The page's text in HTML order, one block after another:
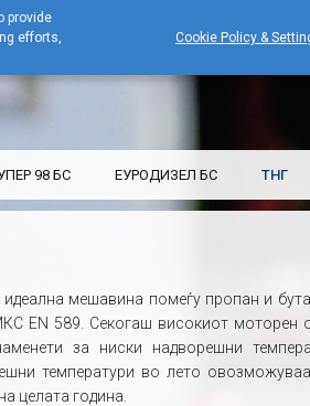
Контакт
98 БС ЕУРОДИЗЕЛ БС ТНГ
мешавина помеѓу пропан и
EN 589. Секогаш високиот моторен
за ниски надворешни
температури во лето
целата година.
provide
efforts,
Cookie Policy &